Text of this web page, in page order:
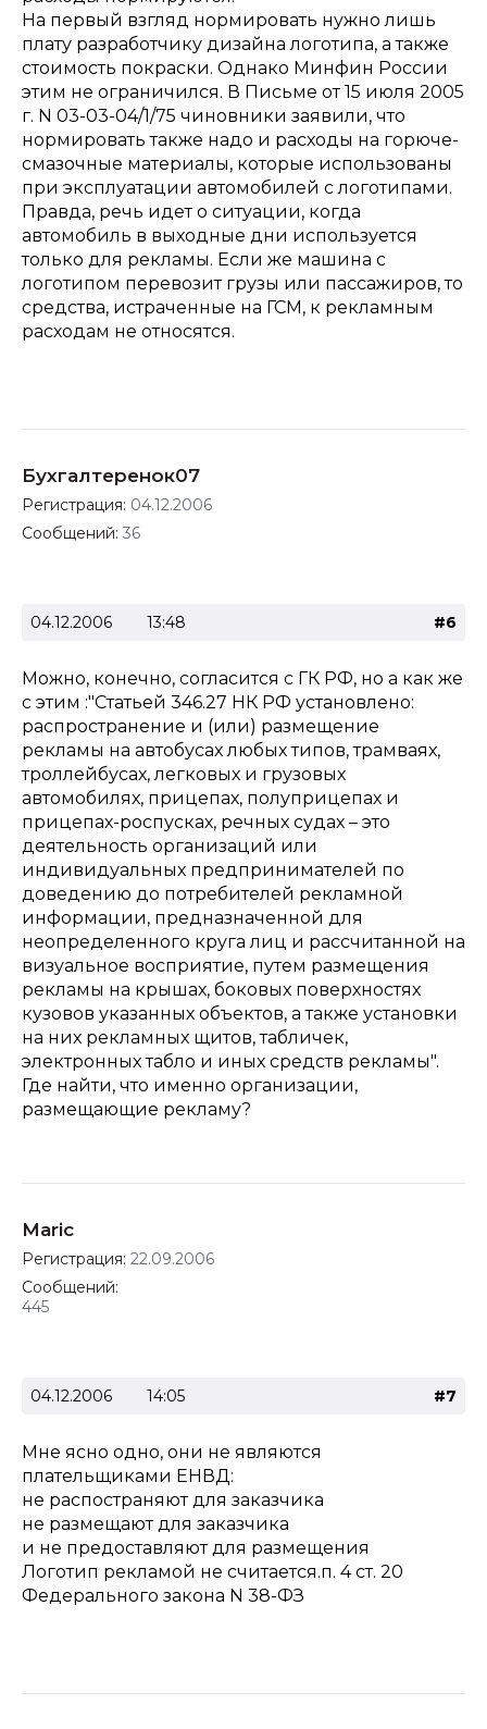
На первый взгляд нормировать нужно лишь
плату разработчику дизайна логотипа, а также
стоимость покраски. Однако Минфин России
этим не ограничился. В Письме от 15 июля 2005
г. N 03-03-04/1/75 чиновники заявили, что
нормировать также надо и расходы на горюче-
смазочные материалы, которые использованы
при эксплуатации автомобилей с логотипами.
Правда, речь идет о ситуации, когда
автомобиль в выходные дни используется
только для рекламы. Если же машина с
логотипом перевозит грузы или пассажиров, то
средства, истраченные на ГСМ, к рекламным
расходам не относятся.
Бухгалтеренок07
Регистрация: 04.12.2006
Сообщений: 36
04.12.2006 13:48 #6
Можно, конечно, согласится с ГК РФ, но а как же
с этим :"Статьей 346.27 НК РФ установлено:
распространение и (или) размещение
рекламы на автобусах любых типов, трамваях,
троллейбусах, легковых и грузовых
автомобилях, прицепах, полуприцепах и
прицепах-роспусках, речных судах – это
деятельность организаций или
индивидуальных предпринимателей по
доведению до потребителей рекламной
информации, предназначенной для
неопределенного круга лиц и рассчитанной на
визуальное восприятие, путем размещения
рекламы на крышах, боковых поверхностях
кузовов указанных объектов, а также установки
на них рекламных щитов, табличек,
электронных табло и иных средств рекламы".
Где найти, что именно организации,
размещающие рекламу?
Maric
Регистрация: 22.09.2006
Сообщений:
445
04.12.2006 14:05 #7
Мне ясно одно, они не являются
плательщиками ЕНВД:
не распостраняют для заказчика
не размещают для заказчика
и не предоставляют для размещения
Логотип рекламой не считается.п. 4 ст. 20
Федерального закона N 38-ФЗ